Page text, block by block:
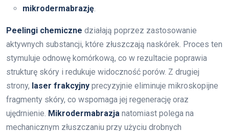
mikrodermabrazję
Peelingi chemiczne działają poprzez zastosowanie
aktywnych substancji, które złuszczają naskórek. Proces ten
stymuluje odnowę komórkową, co w rezultacie poprawia
strukturę skóry i redukuje widoczność porów. Z drugiej
strony, laser frakcyjny precyzyjnie eliminuje mikroskopijne
fragmenty skóry, co wspomaga jej regenerację oraz
ujędrnienie. Mikrodermabrazja natomiast polega na
mechanicznym złuszczaniu przy użyciu drobnych